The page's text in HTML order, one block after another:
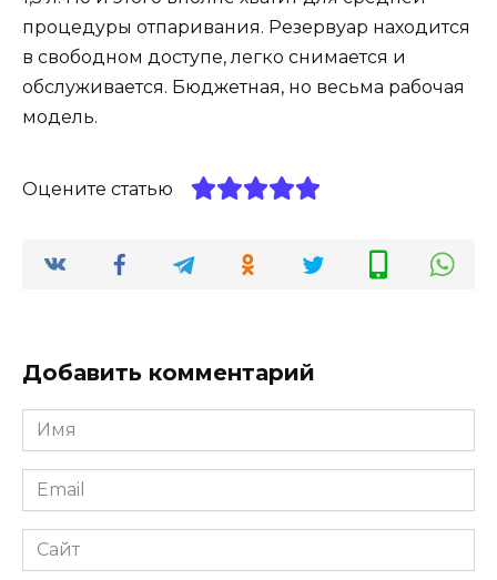
процедуры отпаривания. Резервуар находится
в свободном доступе, легко снимается и
обслуживается. Бюджетная, но весьма рабочая
модель.
Оцените статью
Добавить комментарий
Имя
Email
Сайт